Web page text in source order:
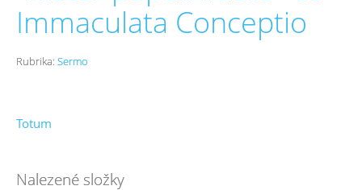
Immaculata Conceptio
Rubrika: Sermo
Totum
Nalezené složky